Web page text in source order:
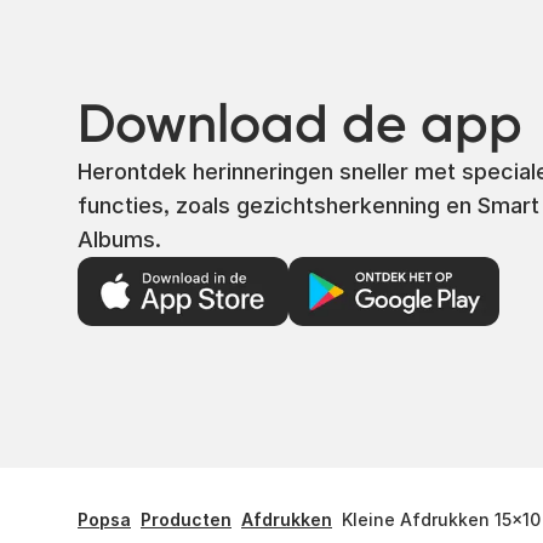
Download de app
Herontdek herinneringen sneller met
functies, zoals gezichtsherkenning en Smart
Albums.
Popsa Producten Afdrukken Kleine Afdrukken 15x10